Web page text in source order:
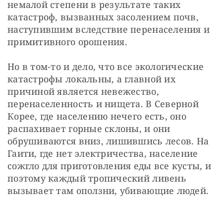
немалой степени в результате таких
катастроф, вызванных засолением почв,
наступившим вследствие перенаселения и
примитивного орошения.
Но в том-то и дело, что все экологические
катастрофы локальны, а главной их
причиной является невежество,
перенаселенность и нищета. В Северной
Корее, где населению нечего есть, оно
распахивает горные склоны, и они
обрушиваются вниз, лишившись лесов. На
Гаити, где нет электричества, население
сожгло для приготовления еды все кусты, и
поэтому каждый тропический ливень
вызывает там оползни, убивающие людей.